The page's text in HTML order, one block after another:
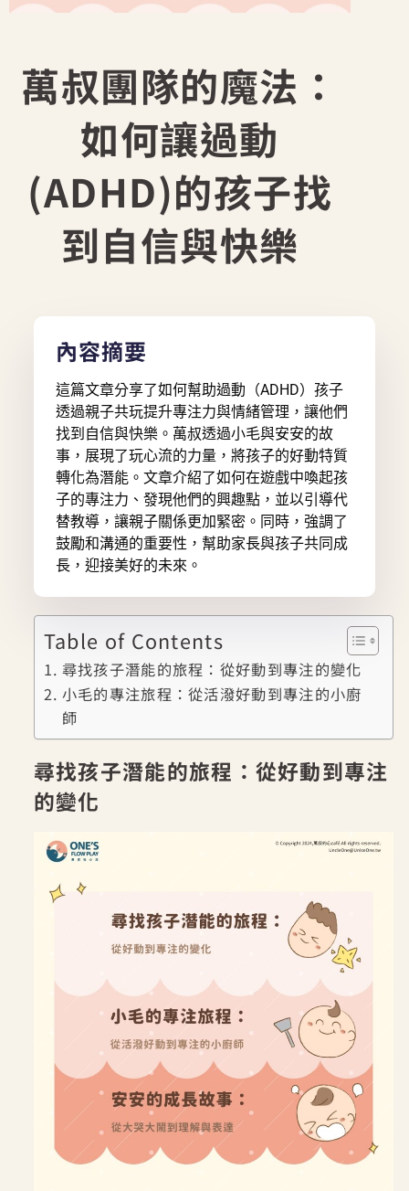
萬叔團隊的魔法：
如何讓過動
(ADHD)的孩子找
到自信與快樂
內容摘要
這篇文章分享了如何幫助過動（ADHD）孩子
透過親子共玩提升專注力與情緒管理，讓他們
找到自信與快樂。萬叔透過小毛與安安的故
事，展現了玩心流的力量，將孩子的好動特質
轉化為潛能。文章介紹了如何在遊戲中喚起孩
子的專注力、發現他們的興趣點，並以引導代
替教導，讓親子關係更加緊密。同時，強調了
鼓勵和溝通的重要性，幫助家長與孩子共同成
長，迎接美好的未來。
Table of Contents
尋找孩子潛能的旅程：從好動到專注的變化
小毛的專注旅程：從活潑好動到專注的小廚
師
尋找孩子潛能的旅程：從好動到專注
的變化